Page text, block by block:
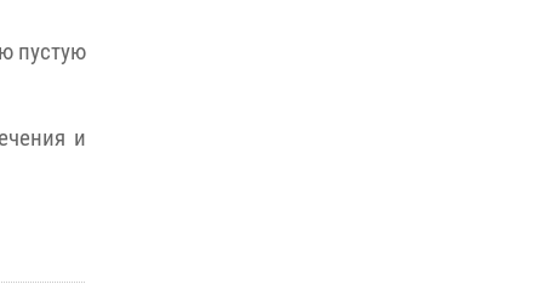
пустую
и